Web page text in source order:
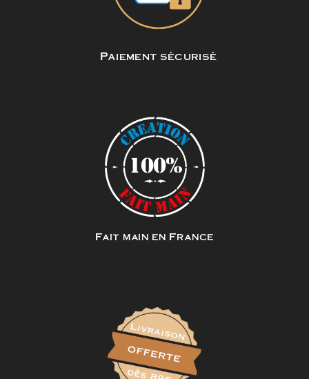
Paiement sécurisé
Fait main en France